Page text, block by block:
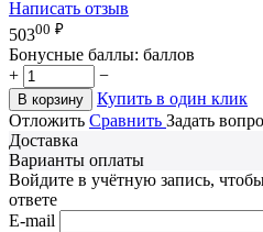
Написать отзыв
50300 ₽
Бонусные баллы: баллов
+
−
В корзину
Купить в один клик
Отложить Сравнить Задать
Доставка
Варианты оплаты
Войдите в учётную запись,
ответе
E-mail